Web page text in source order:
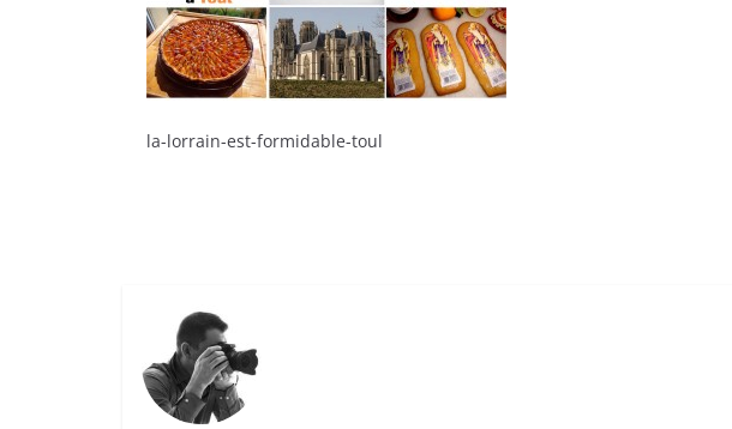
la-lorrain-est-formidable-toul